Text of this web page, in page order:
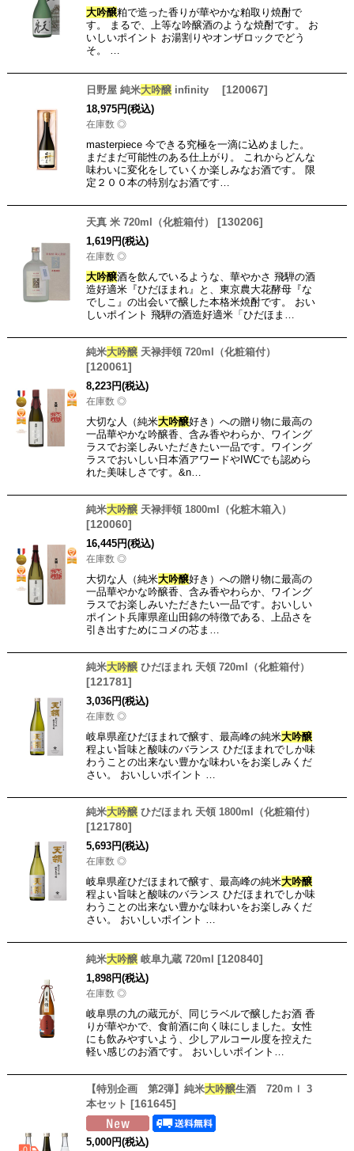
大吟醸粕で造った香りが華やかな粕取り焼酎で
す。 まるで、上等な吟醸酒のような焼酎です。 お
いしいポイント お湯割りやオンザロックでどう
そ。 …
日野屋 純米大吟醸infinity [120067]
18,975円(税込)
在庫数 ◎
masterpiece 今できる究極を一滴に込めました。
まだまだ可能性のある仕上がり。 これからどんな
味わいに変化をしていくか楽しみなお酒です。 限
定２００本の特別なお酒です…
天真 米 720ml（化粧箱付） [130206]
1,619円(税込)
在庫数 ◎
大吟醸酒を飲んでいるような、華やかさ 飛騨の酒
造好適米『ひだほまれ』と、東京農大花酵母『な
でしこ』の出会いで醸した本格米焼酎です。 おい
しいポイント 飛騨の酒造好適米「ひだほま…
純米大吟醸天禄拝領 720ml（化粧箱付）
[120061]
8,223円(税込)
在庫数 ◎
大切な人（純米大吟醸好き）への贈り物に最高の
一品華やかな吟醸香、含み香やわらか、ワイング
ラスでお楽しみいただきたい一品です。ワイング
ラスでおいしい日本酒アワードやIWCでも認めら
れた美味しさです。&n…
純米大吟醸天禄拝領 1800ml（化粧木箱入）
[120060]
16,445円(税込)
在庫数 ◎
大切な人（純米大吟醸好き）への贈り物に最高の
一品華やかな吟醸香、含み香やわらか、ワイング
ラスでお楽しみいただきたい一品です。おいしい
ポイント兵庫県産山田錦の特徴である、上品さを
引き出すためにコメの芯ま…
純米大吟醸ひだほまれ 天領 720ml（化粧箱付）
[121781]
3,036円(税込)
在庫数 ◎
岐阜県産ひだほまれで醸す、最高峰の純米大吟醸
程よい旨味と酸味のバランス ひだほまれでしか味
わうことの出来ない豊かな味わいをお楽しみくだ
さい。 おいしいポイント …
純米大吟醸ひだほまれ 天領 1800ml（化粧箱付）
[121780]
5,693円(税込)
在庫数 ◎
岐阜県産ひだほまれで醸す、最高峰の純米大吟醸
程よい旨味と酸味のバランス ひだほまれでしか味
わうことの出来ない豊かな味わいをお楽しみくだ
さい。 おいしいポイント …
純米大吟醸岐阜九蔵 720ml [120840]
1,898円(税込)
在庫数 ◎
岐阜県の九の蔵元が、同じラベルで醸したお酒 香
りが華やかで、食前酒に向く味にしました。女性
にも飲みやすいよう、少しアルコール度を控えた
軽い感じのお酒です。 おいしいポイント…
【特別企画 第2弾】純米大吟醸生酒 720ｍｌ 3
本セット [161645]
5,000円(税込)